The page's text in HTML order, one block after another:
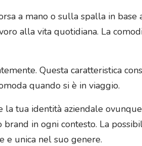
a mano o sulla spalla in base
alla vita quotidiana. La
Questa caratteristica
quando si è in viaggio.
tua identità aziendale
in ogni contesto. La
e unica nel suo genere.